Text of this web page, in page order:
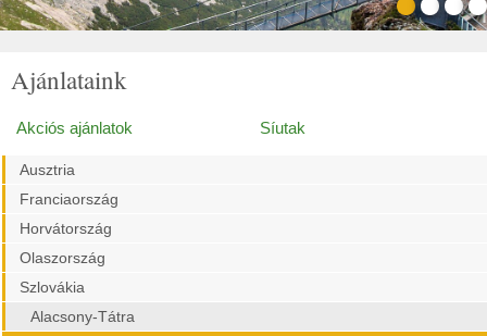
Ajánlataink
Akciós ajánlatok Síutak
Ausztria
Franciaország
Horvátország
Olaszország
Szlovákia
Alacsony-Tátra